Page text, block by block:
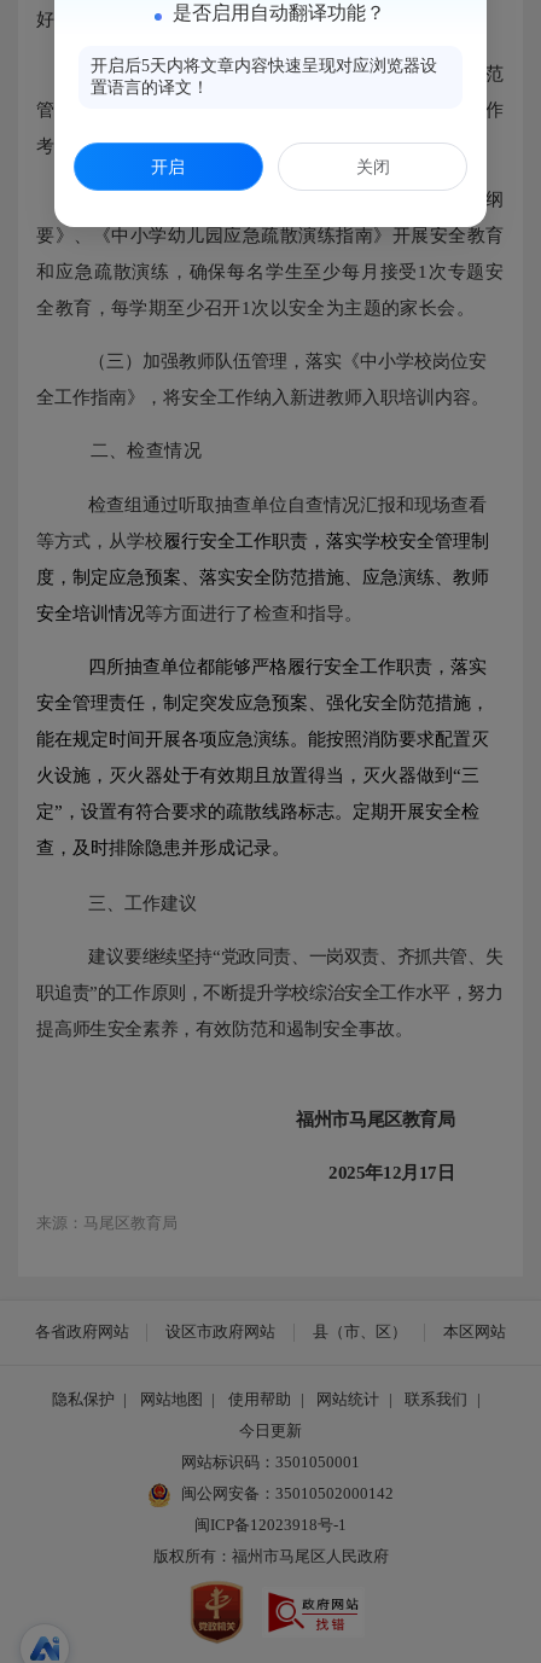
好学校安全工作。
（一）指导学校建立健全并认真执行校园安全防范
管理制度和应对突发事件的应急预案。制定学校安全工作
考核目标，并纳入教育督导评估体系。
（二）指导学校按照《中小学公共安全教育指导纲
要》、《中小学幼儿园应急疏散演练指南》开展安全教育
和应急疏散演练，确保每名学生至少每月接受1次专题安
全教育，每学期至少召开1次以安全为主题的家长会。
（三）加强教师队伍管理，落实《中小学校岗位安
全工作指南》，将安全工作纳入新进教师入职培训内容。
二、检查情况
检查组通过听取抽查单位自查情况汇报和现场查看
等方式，从学校履行安全工作职责，落实学校安全管理制
度，制定应急预案、落实安全防范措施、应急演练、教师
安全培训情况等方面进行了检查和指导。
四所抽查单位都能够严格履行安全工作职责，落实
安全管理责任，制定突发应急预案、强化安全防范措施，
能在规定时间开展各项应急演练。能按照消防要求配置灭
火设施，灭火器处于有效期且放置得当，灭火器做到“三
定”，设置有符合要求的疏散线路标志。 定期开展安全检
查，及时排除隐患并形成记录。
三、工作建议
建议要继续坚持“党政同责、一岗双责、齐抓共管、失
职追责”的工作原则，不断提升学校综治安全工作水平，努力
提高师生安全素养， 有效防范和遏制安全事故。
福州市马尾区教育局
2025年12月 17 日
来源：马尾区教育局
各省政府网站 设区市政府网站 县（市、区） 本区网站
隐私保护 | 网站地图 | 使用帮助 | 网站统计 | 联系我们
|
今日更新
网站标识码：3501050001
闽公网安备：35010502000142
闽ICP备12023918号-1
版权所有：福州市马尾区人民政府
是否启用自动翻译功能？
开启后5天内将文章内容快速呈现对应浏览器设
置语言的译文！
开启 关闭